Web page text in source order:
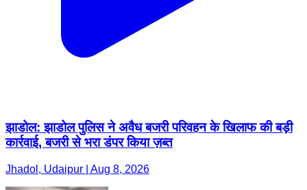
झाडोल: झाडोल पुलिस ने अवैध बजरी परिवहन के खिलाफ की बड़ी
कार्रवाई, बजरी से भरा डंपर किया ज़ब्त
Jhadol, Udaipur | Aug 8, 2026